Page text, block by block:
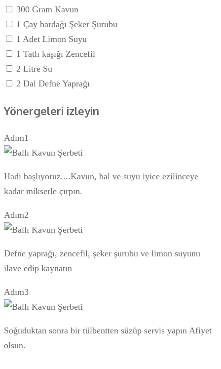
300 Gram Kavun
1 Çay bardağı Şeker Şurubu
1 Adet Limon Suyu
1 Tatlı kaşığı Zencefil
2 Litre Su
2 Dal Defne Yaprağı
Yönergeleri izleyin
Adım1
Hadi başlıyoruz....Kavun, bal ve suyu iyice ezilinceye
kadar mikserle çırpın.
Adım2
Defne yaprağı, zencefil, şeker şurubu ve limon suyunu
ilave edip kaynatın
Adım3
Soğuduktan sonra bir tülbentten süzüp servis yapın Afiyet
olsun.